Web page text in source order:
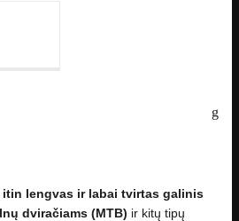
itin lengvas ir labai tvirtas galinis
dviračiams (MTB) ir kitų tipų